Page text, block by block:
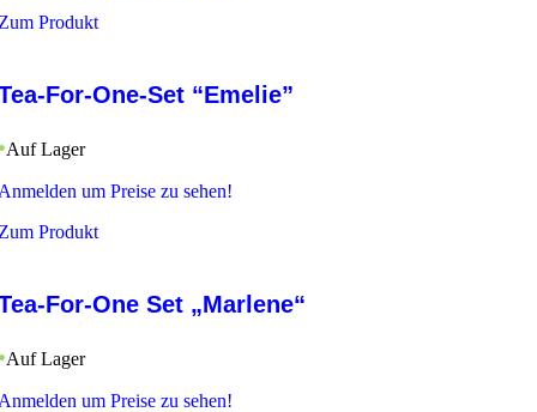
Produkt
For-One-Set “Emelie”
Auf Lager
um Preise zu sehen!
Produkt
For-One Set „Marlene“
Auf Lager
um Preise zu sehen!